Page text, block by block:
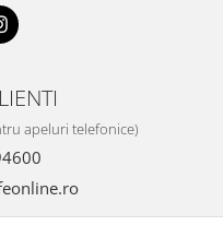
apeluri telefonice)